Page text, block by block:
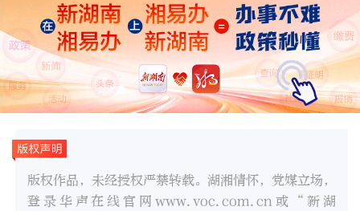
版权作品，未经授权严禁转载。湖湘情怀，党媒立场，
登录华声在线官网www.voc.com.cn或“新湖